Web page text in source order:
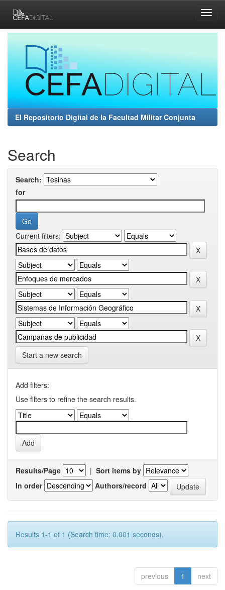
navigation
El Repositorio Digital de la Facultad Militar Conjunta
Search
Search:
for
Current filters:
Start a new search
Add filters:
Use filters to refine the search results.
Results/Page | Sort items by
In order
Authors/record
Results 1-1 of 1 (Search time: 0.001 seconds).
previous 1 next